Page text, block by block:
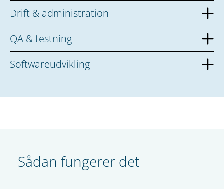
Drift & administration
QA & testning
Softwareudvikling
Sådan fungerer det